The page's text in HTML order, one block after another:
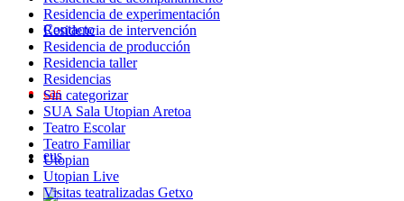
Contacto
cas
eus
Residencia de experimentación
Residencia de intervención
Residencia de producción
Residencia taller
Residencias
Sin categorizar
SUA Sala Utopian Aretoa
Teatro Escolar
Teatro Familiar
Utopian
Utopian Live
Visitas teatralizadas Getxo